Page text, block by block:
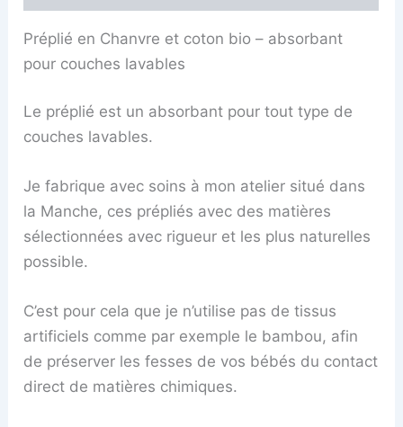
Préplié en Chanvre et coton bio – absorbant
pour couches lavables
Le préplié est un absorbant pour tout type de
couches lavables.
Je fabrique avec soins à mon atelier situé dans
la Manche, ces prépliés avec des matières
sélectionnées avec rigueur et les plus naturelles
possible.
C’est pour cela que je n’utilise pas de tissus
artificiels comme par exemple le bambou, afin
de préserver les fesses de vos bébés du contact
direct de matières chimiques.